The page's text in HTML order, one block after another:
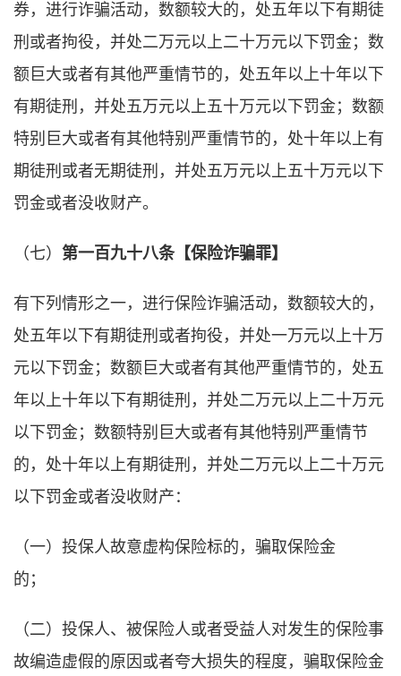
券，进行诈骗活动，数额较大的，处五年以下有期徒
刑或者拘役，并处二万元以上二十万元以下罚金；数
额巨大或者有其他严重情节的，处五年以上十年以下
有期徒刑，并处五万元以上五十万元以下罚金；数额
特别巨大或者有其他特别严重情节的，处十年以上有
期徒刑或者无期徒刑，并处五万元以上五十万元以下
罚金或者没收财产。
（七） 第一百九十八条【保险诈骗罪】
有下列情形之一，进行保险诈骗活动，数额较大的，
处五年以下有期徒刑或者拘役，并处一万元以上十万
元以下罚金；数额巨大或者有其他严重情节的，处五
年以上十年以下有期徒刑，并处二万元以上二十万元
以下罚金；数额特别巨大或者有其他特别严重情节
的，处十年以上有期徒刑，并处二万元以上二十万元
以下罚金或者没收财产：
（一）投保人故意虚构保险标的，骗取保险金
的；
（二）投保人、被保险人或者受益人对发生的保险事
故编造虚假的原因或者夸大损失的程度，骗取保险金